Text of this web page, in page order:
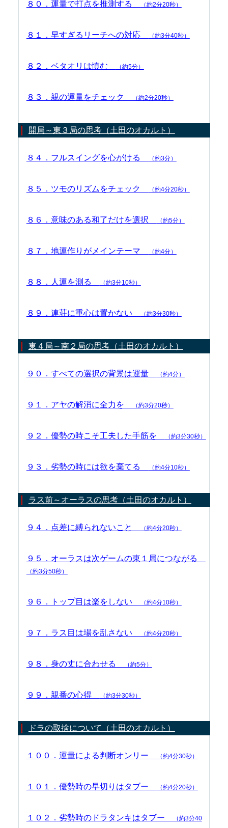
８０．運量で打点を推測する （約2分20秒）
８１．早すぎるリーチへの対応 （約3分40秒）
８２．ベタオリは慎む （約5分）
８３．親の運量をチェック （約2分20秒）
開局～東３局の思考（土田のオカルト）
８４．フルスイングを心がける （約3分）
８５．ツモのリズムをチェック （約4分20秒）
８６．意味のある和了だけを選択 （約5分）
８７．地運作りがメインテーマ （約4分）
８８．人運を測る （約3分10秒）
８９．連荘に重心は置かない （約3分30秒）
東４局～南２局の思考（土田のオカルト）
９０．すべての選択の背景は運量 （約4分）
９１．アヤの解消に全力を （約3分20秒）
９２．優勢の時こそ工夫した手筋を （約3分30秒）
９３．劣勢の時には欲を棄てる （約4分10秒）
ラス前～オーラスの思考（土田のオカルト）
９４．点差に縛られないこと （約4分20秒）
９５．オーラスは次ゲームの東１局につながる
（約3分50秒）
９６．トップ目は楽をしない （約4分10秒）
９７．ラス目は場を乱さない （約4分20秒）
９８．身の丈に合わせる （約5分）
９９．親番の心得 （約3分30秒）
ドラの取捨について（土田のオカルト）
１００．運量による判断オンリー （約4分30秒）
１０１．優勢時の早切りはタブー （約4分20秒）
１０２．劣勢時のドラタンキはタブー
（約3分40